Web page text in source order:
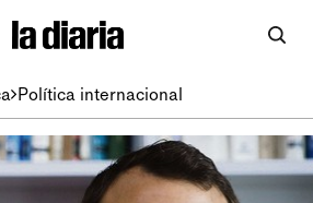
Política internacional